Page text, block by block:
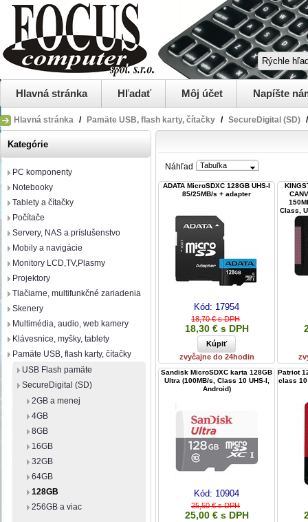
Hlavná stránka Hľadať Môj účet Napíšte
Hlavná stránka / Pamäte USB, flash karty, čítačky / SecureDigital (SD) /
Kategórie
PC komponenty
Notebooky
Tablety a čítačky
Počítače
Servery, NAS a príslušenstvo
Mobily a navigácie
Monitory LCD,TV,Plasmy
Projektory
Tlačiarne, multifunkčné zariadenia
Skenery
Multimédia, audio, web kamery
Klávesnice, myšky, tablety
Pamäte USB, flash karty, čítačky
USB Flash pamäte
SecureDigital (SD)
2GB a menej
4GB
8GB
16GB
32GB
64GB
128GB
256GB a viac
Náhľad Tabuľka
ADATA MicroSDXC 128GB UHS-I
85/25MB/s + adapter
Kód: 17954
18,70 € s DPH
18,30 € s DPH
zvyčajne do 24hodin
Class,
Sandisk MicroSDXC karta 128GB
Ultra (100MB/s, Class 10 UHS-I,
Android)
Kód: 10904
25,50 € s DPH
25,00 € s DPH
Patriot
class 10